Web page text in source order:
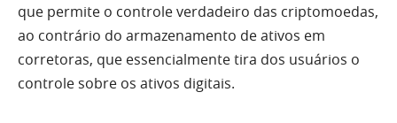
que permite o controle verdadeiro das criptomoedas,
ao contrário do armazenamento de ativos em
corretoras, que essencialmente tira dos usuários o
controle sobre os ativos digitais.